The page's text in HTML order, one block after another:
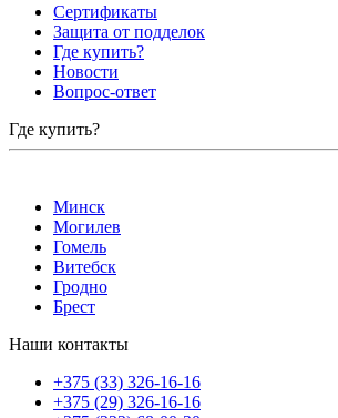
Сертификаты
Защита от подделок
Где купить?
Новости
Вопрос-ответ
Где купить?
Минск
Могилев
Гомель
Витебск
Гродно
Брест
Наши контакты
+375 (33) 326-16-16
+375 (29) 326-16-16